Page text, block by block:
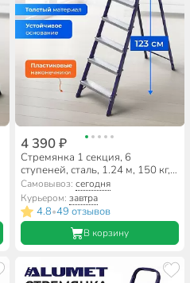
4 390 ₽
Стремянка 1 секция, 6
ступеней, сталь, 1.24 м, 150 кг,
Alumet, М8406
Самовывоз: сегодня
Курьером: завтра
4.8•49 отзывов
В корзину